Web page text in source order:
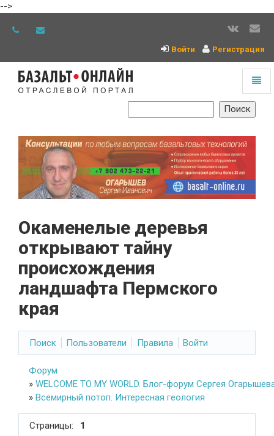
-->
Войти Регистрация
Окаменелые деревья
открывают тайну
происхождения
ландшафта Пермского
края
Поиск Пользователи Правила Войти
Форум
» WELCOME TO MY WORLD. Блог-форум Сергея
» Всемирный потоп. Интересная геология
Страницы: 1